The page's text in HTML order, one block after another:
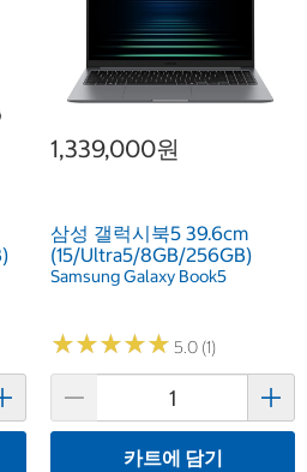
1,339,000원
삼성 갤럭시북5 39.6cm
(15/Ultra5/8GB/256GB)
Samsung Galaxy Book5
★★★★★
★★★★★ 5.0 (1)
카트에 담기